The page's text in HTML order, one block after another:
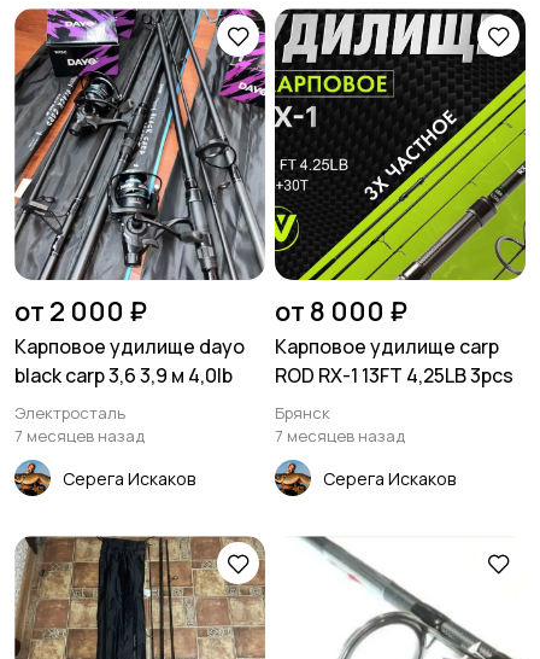
от 2 000 ₽
Карповое удилище dayo
black carp 3,6 3,9 м 4,0lb
Электросталь
7 месяцев назад
Серега Искаков
от 8 000 ₽
Карповое удилище carp
ROD RX-1 13FT 4,25LB 3pcs
Брянск
7 месяцев назад
Серега Искаков